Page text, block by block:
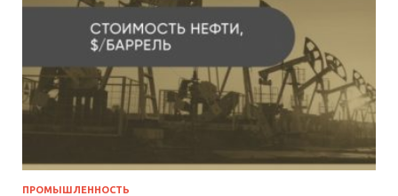
ПРОМЫШЛЕННОСТЬ